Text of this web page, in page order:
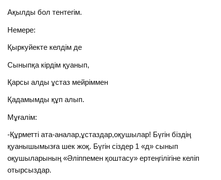
Ақылды бол тентегім.
Немере:
Қыркуйекте келдім де
Сыныпқа кірдім қуанып,
Қарсы алды ұстаз мейріммен
Қадамымды құп алып.
Мұғалім:
-Құрметті ата-аналар,ұстаздар,оқушылар! Бүгін біздің
қуанышымызға шек жоқ. Бүгін сіздер 1 «д» сынып
оқушыларының «Әліппемен қоштасу» ертеңгілігіне келіп
отырсыздар.